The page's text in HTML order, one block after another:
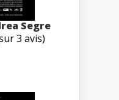
Segre
3 avis)